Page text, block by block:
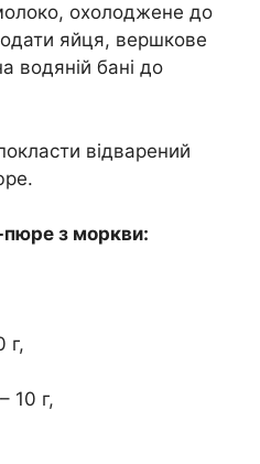
охолоджене до
яйця, вершкове
водяній бані до
відварений
пюре з моркви:
г,
10 г,